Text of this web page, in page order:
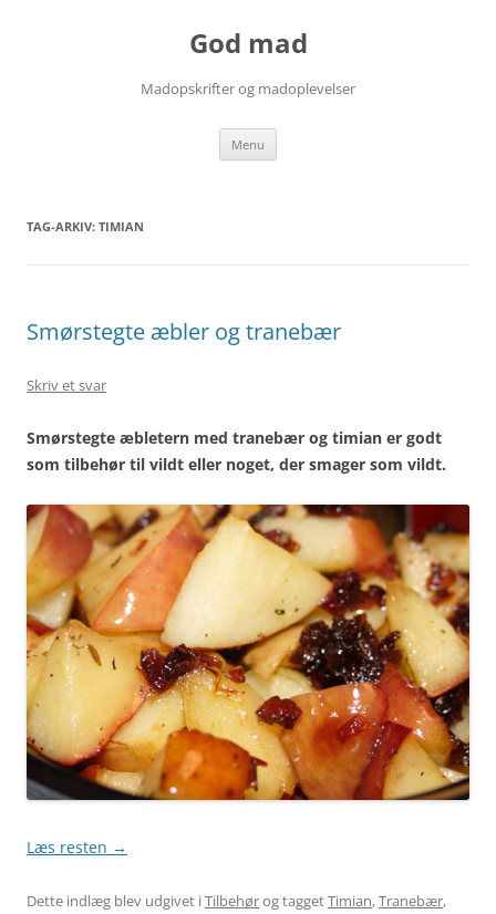
God mad
Madopskrifter og madoplevelser
Menu
TAG-ARKIV: TIMIAN
Smørstegte æbler og tranebær
Skriv et svar
Smørstegte æbletern med tranebær og timian er godt
som tilbehør til vildt eller noget, der smager som vildt.
Læs resten →
Dette indlæg blev udgivet iTilbehørog taggetTimian,Tranebær,